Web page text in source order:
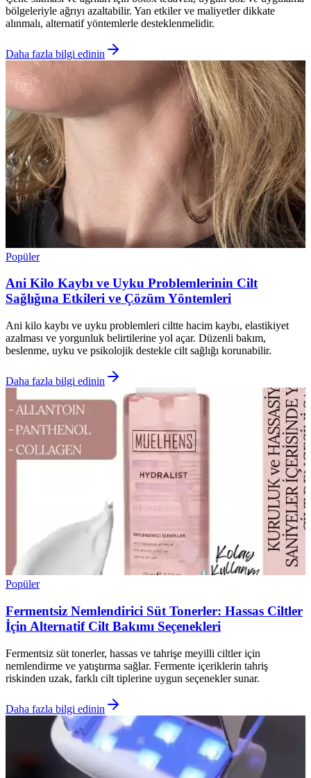
bölgeleriyle ağrıyı azaltabilir. Yan etkiler ve maliyetler dikkate
alınmalı, alternatif yöntemlerle desteklenmelidir.
Daha fazla bilgi edinin
Popüler
Ani Kilo Kaybı ve Uyku Problemlerinin Cilt
Sağlığına Etkileri ve Çözüm Yöntemleri
Ani kilo kaybı ve uyku problemleri ciltte hacim kaybı, elastikiyet
azalması ve yorgunluk belirtilerine yol açar. Düzenli bakım,
beslenme, uyku ve psikolojik destekle cilt sağlığı korunabilir.
Daha fazla bilgi edinin
Popüler
Fermentsiz Nemlendirici Süt Tonerler: Hassas Ciltler
İçin Alternatif Cilt Bakımı Seçenekleri
Fermentsiz süt tonerler, hassas ve tahrişe meyilli ciltler için
nemlendirme ve yatıştırma sağlar. Fermente içeriklerin tahriş
riskinden uzak, farklı cilt tiplerine uygun seçenekler sunar.
Daha fazla bilgi edinin